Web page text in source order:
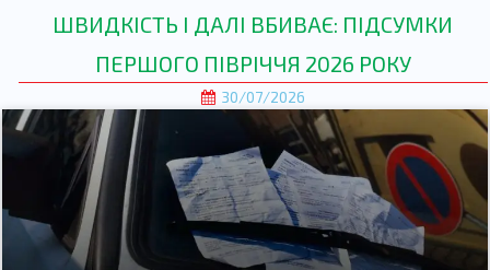
ШВИДКІСТЬ І ДАЛІ ВБИВАЄ: ПІДСУМКИ
ПЕРШОГО ПІВРІЧЧЯ 2026 РОКУ
30/07/2026